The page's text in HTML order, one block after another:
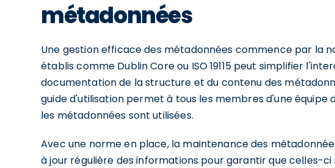
métadonnées
Une gestion efficace des métadonnées commence par la
établis comme Dublin Core ou ISO 19115 peut simplifier
documentation de la structure et du contenu des
guide d'utilisation permet à tous les membres d'une
les métadonnées sont utilisées.
Avec une norme en place, la maintenance des
à jour régulière des informations pour garantir que celles-